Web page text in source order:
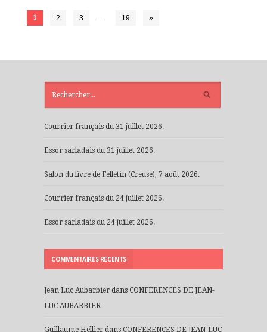
1 2 3 19 »
Courrier français du 31 juillet 2026.
Essor sarladais du 31 juillet 2026.
Salon du livre de Felletin (Creuse), 7 août 2026.
Courrier français du 24 juillet 2026.
Essor sarladais du 24 juillet 2026.
COMMENTAIRES RÉCENTS
Jean Luc Aubarbier dans CONFERENCES DE JEAN-
LUC AUBARBIER
Guillaume Hellier dans CONFERENCES DE JEAN-LUC